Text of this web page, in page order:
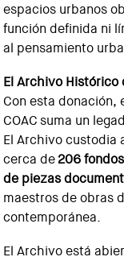
espacios urbanos
función definida ni
al pensamiento
El Archivo Histórico
Con esta donación,
COAC suma un
El Archivo custodia
cerca de206
de piezas
maestros de obras
contemporánea.
El Archivo está